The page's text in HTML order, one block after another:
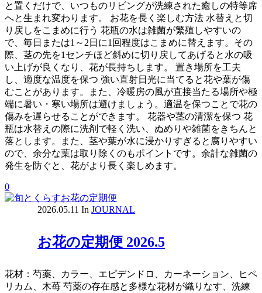
と置くだけで、いつものリビングが洗練された癒しの特等席
へと生まれ変わります。 お花を長く楽しむ方法 水替えと切
り戻しをこまめに行う 花瓶の水は雑菌が繁殖しやすいの
で、毎日または1～2日に1回程度はこまめに替えます。その
際、茎の先を1センチほど斜めに切り戻してあげると水の吸
い上げが良くなり、花が長持ちします。 置き場所を工夫
し、適度な温度を保つ 強い直射日光に当てると花や葉が傷
むことがあります。また、冷暖房の風が直接当たる場所や極
端に暑い・寒い場所は避けましょう。適温を保つことで花の
傷みを遅らせることができます。 花器や茎の清潔を保つ 花
瓶は水替えの際に洗剤で軽く洗い、ぬめりや雑菌をきちんと
落とします。また、茎や葉が水に浸かりすぎると腐りやすい
ので、余分な葉は取り除くのもポイントです。余計な雑菌の
発生を防ぐと、花がより長く楽しめます。
0
2026.05.11 In JOURNAL
お花の定期便 2026.5
花材：芍薬、カラー、エピデンドロ、カーネーション、ヒペ
リカム、木苺 芍薬の存在感と多様な花材が織りなす、洗練